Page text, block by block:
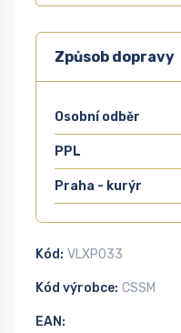
Způsob dopravy
Osobní odběr
PPL
Praha - kurýr
Kód: VLXP033
Kód výrobce: CSSM
EAN: